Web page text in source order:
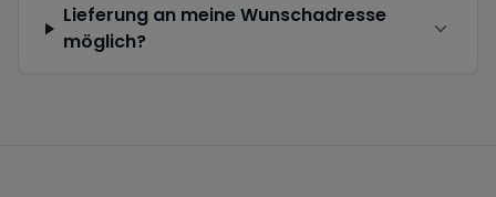
Lieferung an meine Wunschadresse
möglich?